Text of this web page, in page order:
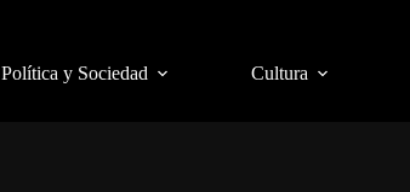
Política y Sociedad Cultura